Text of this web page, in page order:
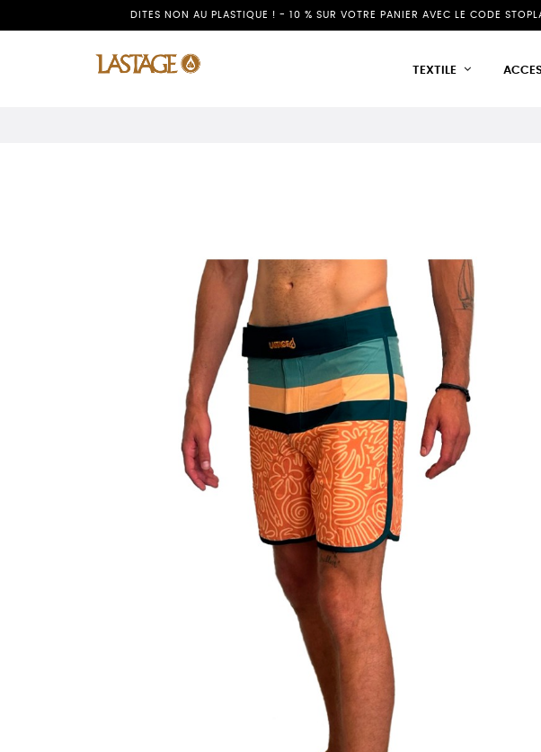
DITES NON AU PLASTIQUE ! - 10 % SUR VOTRE PANIER AVEC LE CODE
TEXTILE